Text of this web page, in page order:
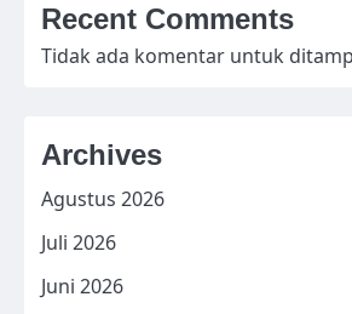
Recent Comments
Tidak ada komentar untuk
Archives
Agustus 2026
Juli 2026
Juni 2026